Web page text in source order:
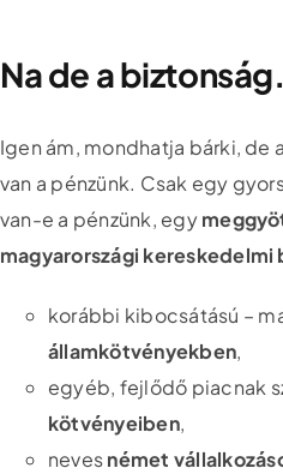
Na de a
Igen ám, mondhatja bárki, de
van a pénzünk. Csak egy
van-e a pénzünk, egy
magyarországi kereskedelmi
korábbi kibocsátású –
államkötvényekben,
egyéb, fejlődő piacnak
kötvényeiben,
nevesnémet